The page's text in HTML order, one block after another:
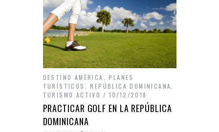
DESTINO AMÉRICA ,PLANES
TURÍSTICOS
,REPÚBLICA DOMINICANA
TURISMO ACTIVO
10/12/2018
PRACTICAR GOLF EN LA REPÚBLICA
DOMINICANA